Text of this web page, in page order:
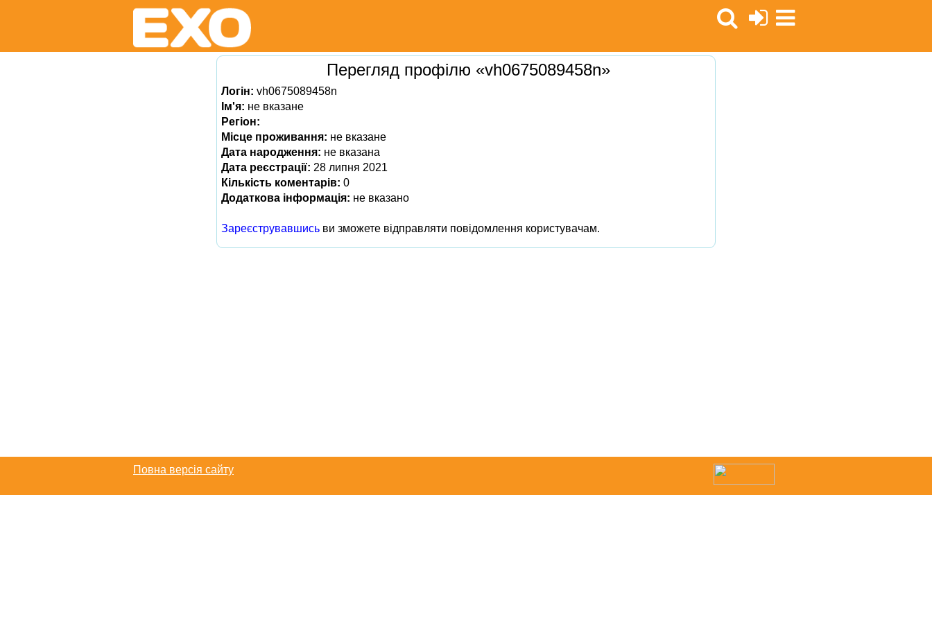
Перегляд профілю «vh0675089458n»
Логін: vh0675089458n
Ім'я: не вказане
Регіон:
Місце проживання: не вказане
Дата народження: не вказана
Дата реєстрації: 28 липня 2021
Кількість коментарів: 0
Додаткова інформація: не вказано
Зареєструвавшись ви зможете відправляти повідомлення користувачам.
Повна версія сайту